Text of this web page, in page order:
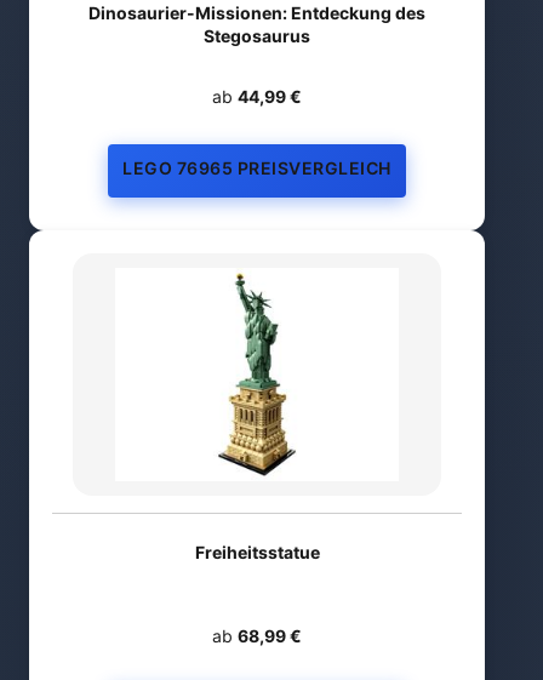
Dinosaurier-Missionen: Entdeckung des
Stegosaurus
ab 44,99 €
LEGO 76965 PREISVERGLEICH
Freiheitsstatue
ab 68,99 €